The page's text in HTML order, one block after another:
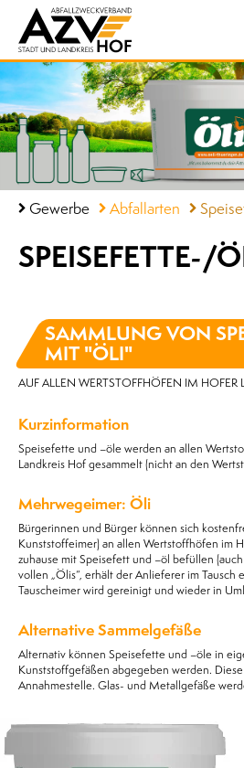
Gewerbe Abfallarten
SPEISEFETTE-/
SAMMLUNG VON
MIT "ÖLI"
AUF ALLEN WERTSTOFFHÖFEN IM HOFER
Kurzinformation
Speisefette und –öle werden an allen
Landkreis Hof gesammelt (nicht an den
Mehrwegeimer: Öli
Bürgerinnen und Bürger können sich
Kunststoffeimer) an allen Wertstoffhöfen im
zuhause mit Speisefett und –öl befüllen
vollen „Ölis“, erhält der Anlieferer im Tausch
Tauscheimer wird gereinigt und wieder in
Alternative Sammelgefäße
Alternativ können Speisefette und –öle in
Kunststoffgefäßen abgegeben werden.
Annahmestelle. Glas- und Metallgefäße